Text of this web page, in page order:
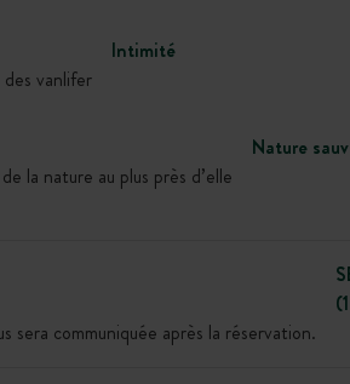
Intimité
vanlifer
Nature
la nature au plus près d’elle
sera communiquée après la réservation.